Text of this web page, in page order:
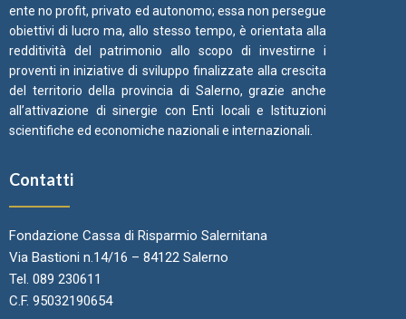
ente no profit, privato ed autonomo; essa non persegue
obiettivi di lucro ma, allo stesso tempo, è orientata alla
redditività del patrimonio allo scopo di investirne i
proventi in iniziative di sviluppo finalizzate alla crescita
del territorio della provincia di Salerno, grazie anche
all’attivazione di sinergie con Enti locali e Istituzioni
scientifiche ed economiche nazionali e internazionali.
Contatti
Fondazione Cassa di Risparmio Salernitana
Via Bastioni n.14/16 – 84122 Salerno
Tel. 089 230611
C.F. 95032190654